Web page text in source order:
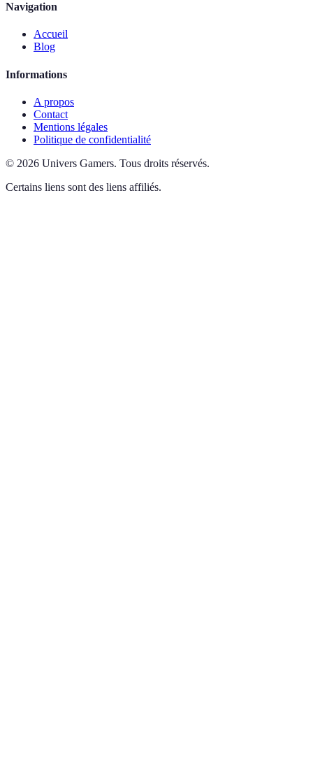
Navigation
Accueil
Blog
Informations
A propos
Contact
Mentions légales
Politique de confidentialité
© 2026 Univers Gamers. Tous droits réservés.
Certains liens sont des liens affiliés.